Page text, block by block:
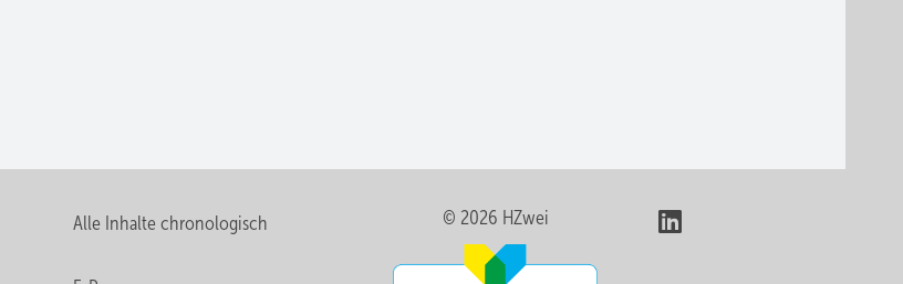
Alle Inhalte chronologisch © 2026 HZwei